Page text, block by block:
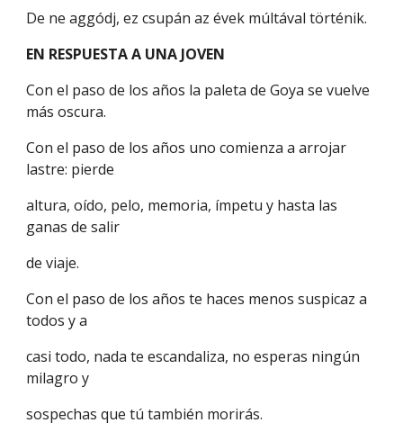
De ne aggódj, ez csupán az évek múltával történik.
EN RESPUESTA A UNA JOVEN
Con el paso de los años la paleta de Goya se vuelve
más oscura.
Con el paso de los años uno comienza a arrojar
lastre: pierde
altura, oído, pelo, memoria, ímpetu y hasta las
ganas de salir
de viaje.
Con el paso de los años te haces menos suspicaz a
todos y a
casi todo, nada te escandaliza, no esperas ningún
milagro y
sospechas que tú también morirás.